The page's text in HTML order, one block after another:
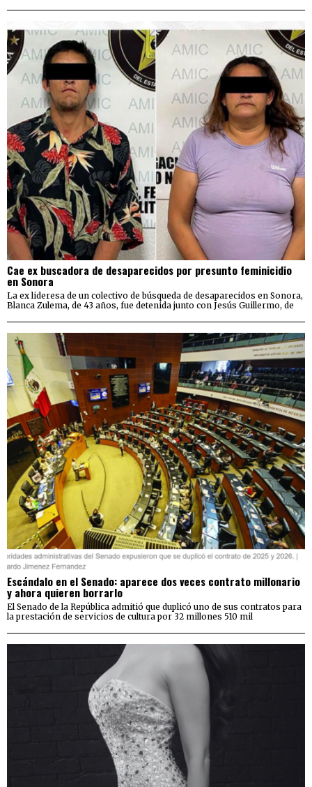
Cae ex buscadora de desaparecidos por presunto feminicidio
en Sonora
La ex lideresa de un colectivo de búsqueda de desaparecidos en Sonora,
Blanca Zulema, de 43 años, fue detenida junto con Jesús Guillermo, de
Escándalo en el Senado: aparece dos veces contrato millonario
y ahora quieren borrarlo
El Senado de la República admitió que duplicó uno de sus contratos para
la prestación de servicios de cultura por 32 millones 510 mil